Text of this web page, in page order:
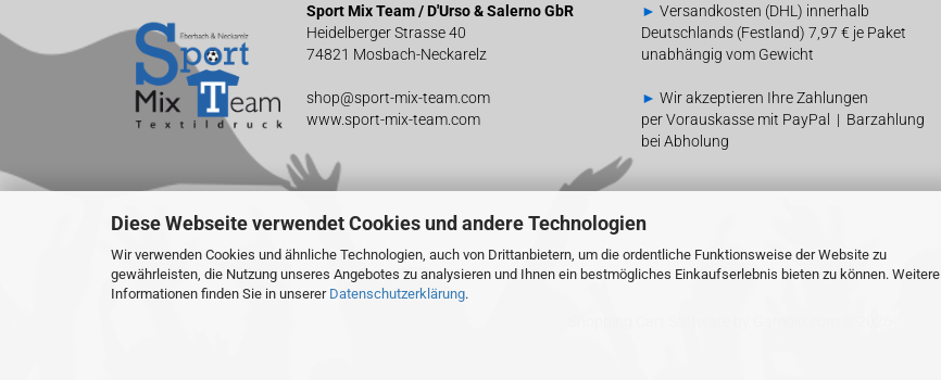
Diese Webseite verwendet Cookies und andere Technologien
Wir verwenden Cookies und ähnliche Technologien, auch von Drittanbietern, um die ordentliche Funktionsweise der Website zu
gewährleisten, die Nutzung unseres Angebotes zu analysieren und Ihnen ein bestmögliches Einkaufserlebnis bieten zu können. Weitere
Informationen finden Sie in unserer Datenschutzerklärung.
Sport Mix Team / D'Urso & Salerno GbR
Heidelberger Strasse 40
74821 Mosbach-Neckarelz
shop@sport-mix-team.com
www.sport-mix-team.com
► Versandkosten (DHL) innerhalb
Deutschlands (Festland) 7,97 € je Paket
unabhängig vom Gewicht
► Wir akzeptieren Ihre Zahlungen
per Vorauskasse mit PayPal | Barzahlung
bei Abholung